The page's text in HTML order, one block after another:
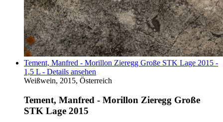
Tement, Manfred - Morillon Zieregg Große STK Lage 2015 -
1,5 L - Details ansehen
Weißwein, 2015, Österreich
Tement, Manfred - Morillon Zieregg Große
STK Lage 2015